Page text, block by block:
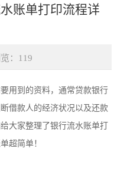
账单打印流程详
：119
用到的资料，通常贷款银行
借款人的经济状况以及还款
大家整理了银行流水账单打
超简单！